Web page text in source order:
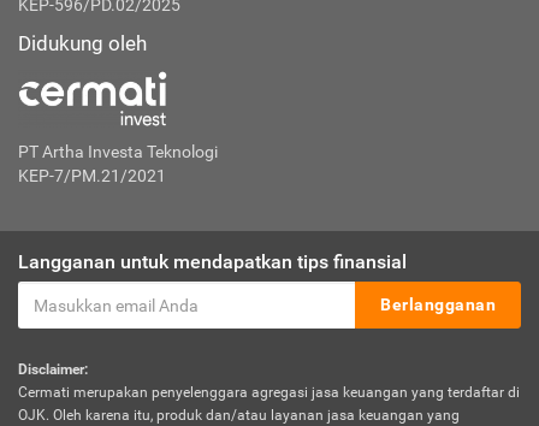
KEP-596/PD.02/2025
Didukung oleh
PT Artha Investa Teknologi
KEP-7/PM.21/2021
Langganan untuk mendapatkan tips finansial
Berlangganan
Disclaimer:
Cermati merupakan penyelenggara agregasi jasa keuangan yang terdaftar di
OJK. Oleh karena itu, produk dan/atau layanan jasa keuangan yang